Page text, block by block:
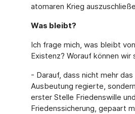
atomaren Krieg
Was bleibt?
Ich frage mich, was bleibt
Existenz? Worauf können wir
- Darauf, dass nicht mehr das
Ausbeutung regierte,
erster Stelle Friedenswille und
Friedenssicherung, gepaart